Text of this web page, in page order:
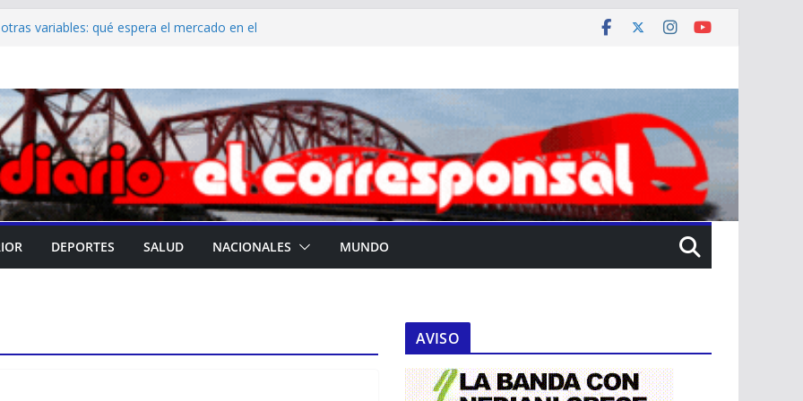
variables: qué espera el mercado en el
Suárez convocó a una reunión de
en Casa de Gobierno
los trabajos de limpieza urbana en
de la ciudad
su liderazgo en la promoción de la
y atención materno infantil de calidad
DEPORTES SALUD NACIONALES MUNDO
AVISO